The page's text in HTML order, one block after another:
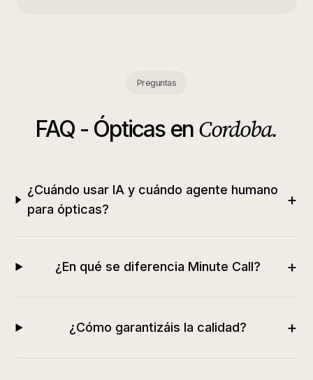
Preguntas
FAQ - Ópticasen Cordoba.
¿Cuándo usar IA y cuándo agente humano
para ópticas?
+
¿En qué se diferencia Minute Call? +
¿Cómo garantizáis la calidad? +